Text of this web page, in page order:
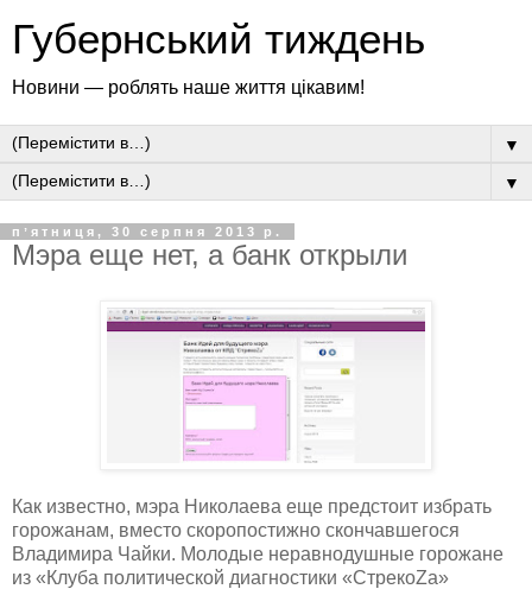
Губернський тиждень
Новини — роблять наше життя цікавим!
▼
▼
пʼятниця, 30 серпня 2013 р.
Мэра еще нет, а банк открыли
Как известно, мэра Николаева еще предстоит избрать
горожанам, вместо скоропостижно скончавшегося
Владимира Чайки. Молодые неравнодушные горожане
из «Клуба политической диагностики «СтрекоZа»